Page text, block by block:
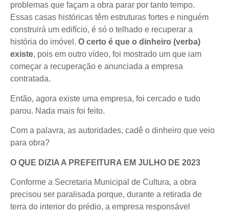
problemas que façam a obra parar por tanto tempo.
Essas casas históricas têm estruturas fortes e ninguém
construirá um edifício, é só o telhado e recuperar a
história do imóvel. O certo é que o dinheiro (verba)
existe, pois em outro vídeo, foi mostrado um que iam
começar a recuperação e anunciada a empresa
contratada.
Então, agora existe uma empresa, foi cercado e tudo
parou. Nada mais foi feito.
Com a palavra, as autoridades, cadê o dinheiro que veio
para obra?
O QUE DIZIA A PREFEITURA EM JULHO DE 2023
Conforme a Secretaria Municipal de Cultura, a obra
precisou ser paralisada porque, durante a retirada de
terra do interior do prédio, a empresa responsável